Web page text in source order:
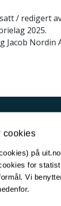
cookies
på
for
Vi
/ redigert
2025.
Jacob Nordin
media
skoler
stillinger
website